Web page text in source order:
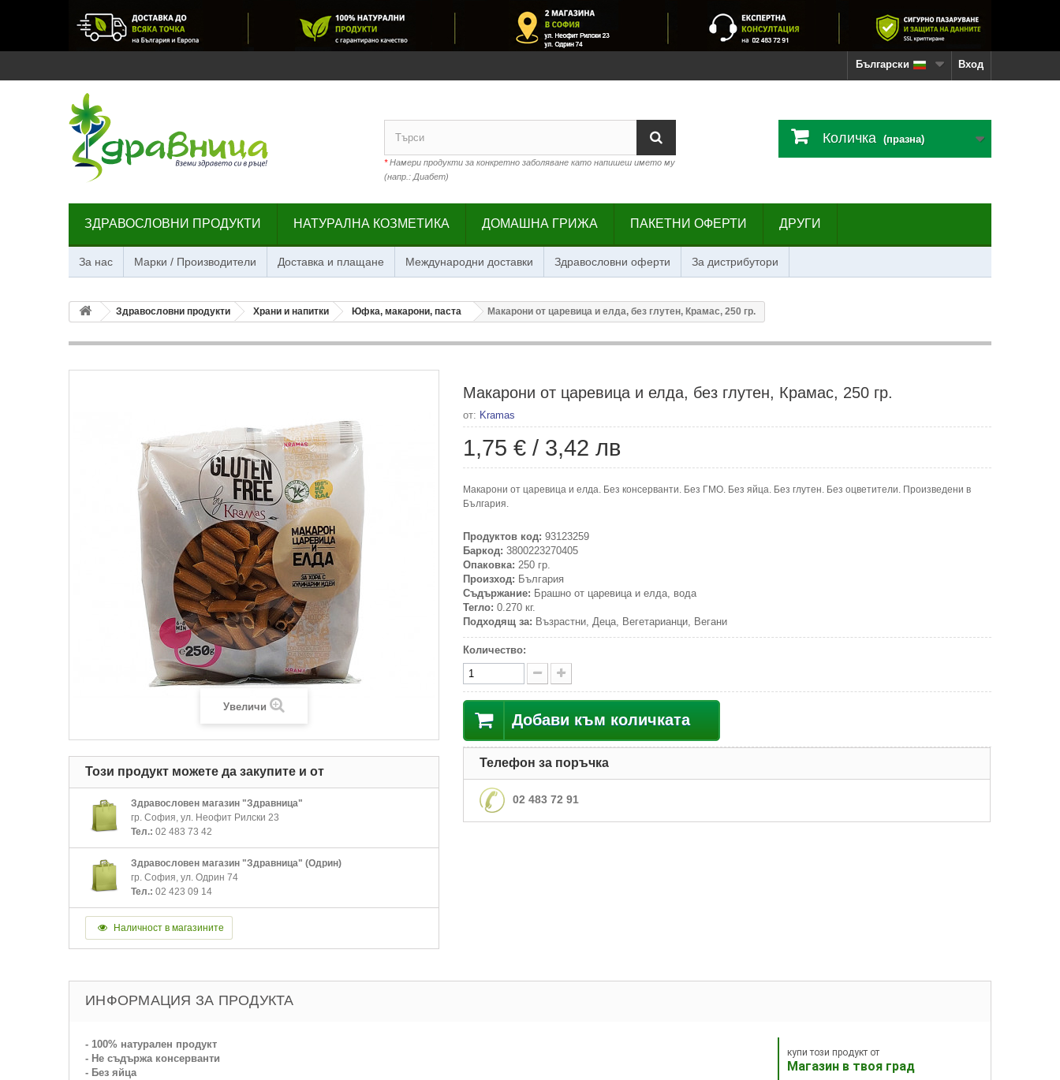
Вход
Български
*Намери продукти за конкретно заболяване като напишеш името му
(напр.: Диабет)
Количка (празна)
ЗДРАВОСЛОВНИ ПРОДУКТИ НАТУРАЛНА КОЗМЕТИКА ДОМАШНА ГРИЖА ПАКЕТНИ ОФЕРТИ ДРУГИ
За нас Марки / Производители Доставка и плащане Международни доставки Здравословни оферти За дистрибутори
Здравословни продукти Храни и напитки Юфка, макарони, паста Макарони от царевица и елда, без глутен, Крамас, 250 гр.
Увеличи
Този продукт можете да закупите и от
Здравословен магазин "Здравница"
гр. София, ул. Неофит Рилски 23
Тел.: 02 483 73 42
Здравословен магазин "Здравница" (Одрин)
гр. София, ул. Одрин 74
Тел.: 02 423 09 14
Наличност в магазините
Макарони от царевица и елда, без глутен, Крамас, 250 гр.
от: Kramas
1,75 € / 3,42 лв
Макарони от царевица и елда. Без консерванти. Без ГМО. Без яйца. Без глутен. Без оцветители. Произведени в
България.
Продуктов код: 93123259
Баркод: 3800223270405
Опаковка: 250 гр.
Произход: България
Съдържание: Брашно от царевица и елда, вода
Тегло: 0.270 кг.
Подходящ за: Възрастни, Деца, Вегетарианци, Вегани
Количество:
Добави към количката
Телефон за поръчка
02 483 72 91
ИНФОРМАЦИЯ ЗА ПРОДУКТА
купи този продукт от
Магазин в твоя град
- 100% натурален продукт
- Не съдържа консерванти
- Без яйца